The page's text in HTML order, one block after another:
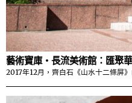
藝術寶庫・長流美術館：匯聚
2017年12月，齊白石《山水十二條屏